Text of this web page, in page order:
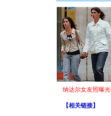
纳达尔女友照曝光
【相关链接】